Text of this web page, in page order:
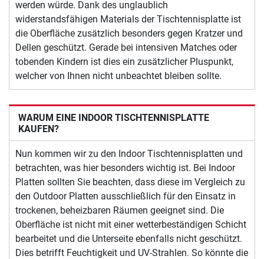
werden würde. Dank des unglaublich
widerstandsfähigen Materials der Tischtennisplatte ist
die Oberfläche zusätzlich besonders gegen Kratzer und
Dellen geschützt. Gerade bei intensiven Matches oder
tobenden Kindern ist dies ein zusätzlicher Pluspunkt,
welcher von Ihnen nicht unbeachtet bleiben sollte.
WARUM EINE INDOOR TISCHTENNISPLATTE
KAUFEN?
Nun kommen wir zu den Indoor Tischtennisplatten und
betrachten, was hier besonders wichtig ist. Bei Indoor
Platten sollten Sie beachten, dass diese im Vergleich zu
den Outdoor Platten ausschließlich für den Einsatz in
trockenen, beheizbaren Räumen geeignet sind. Die
Oberfläche ist nicht mit einer wetterbeständigen Schicht
bearbeitet und die Unterseite ebenfalls nicht geschützt.
Dies betrifft Feuchtigkeit und UV-Strahlen. So könnte die